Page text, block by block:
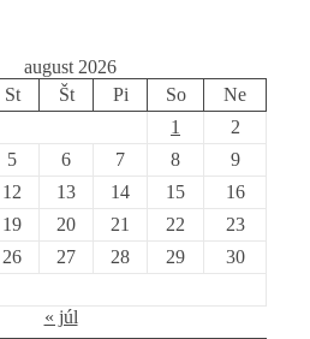
august 2026
St Št Pi So
Ne
1
2
5 6 7 8
9
12 13 14 15
16
19 20 21 22
23
26 27 28 29
30
« júl